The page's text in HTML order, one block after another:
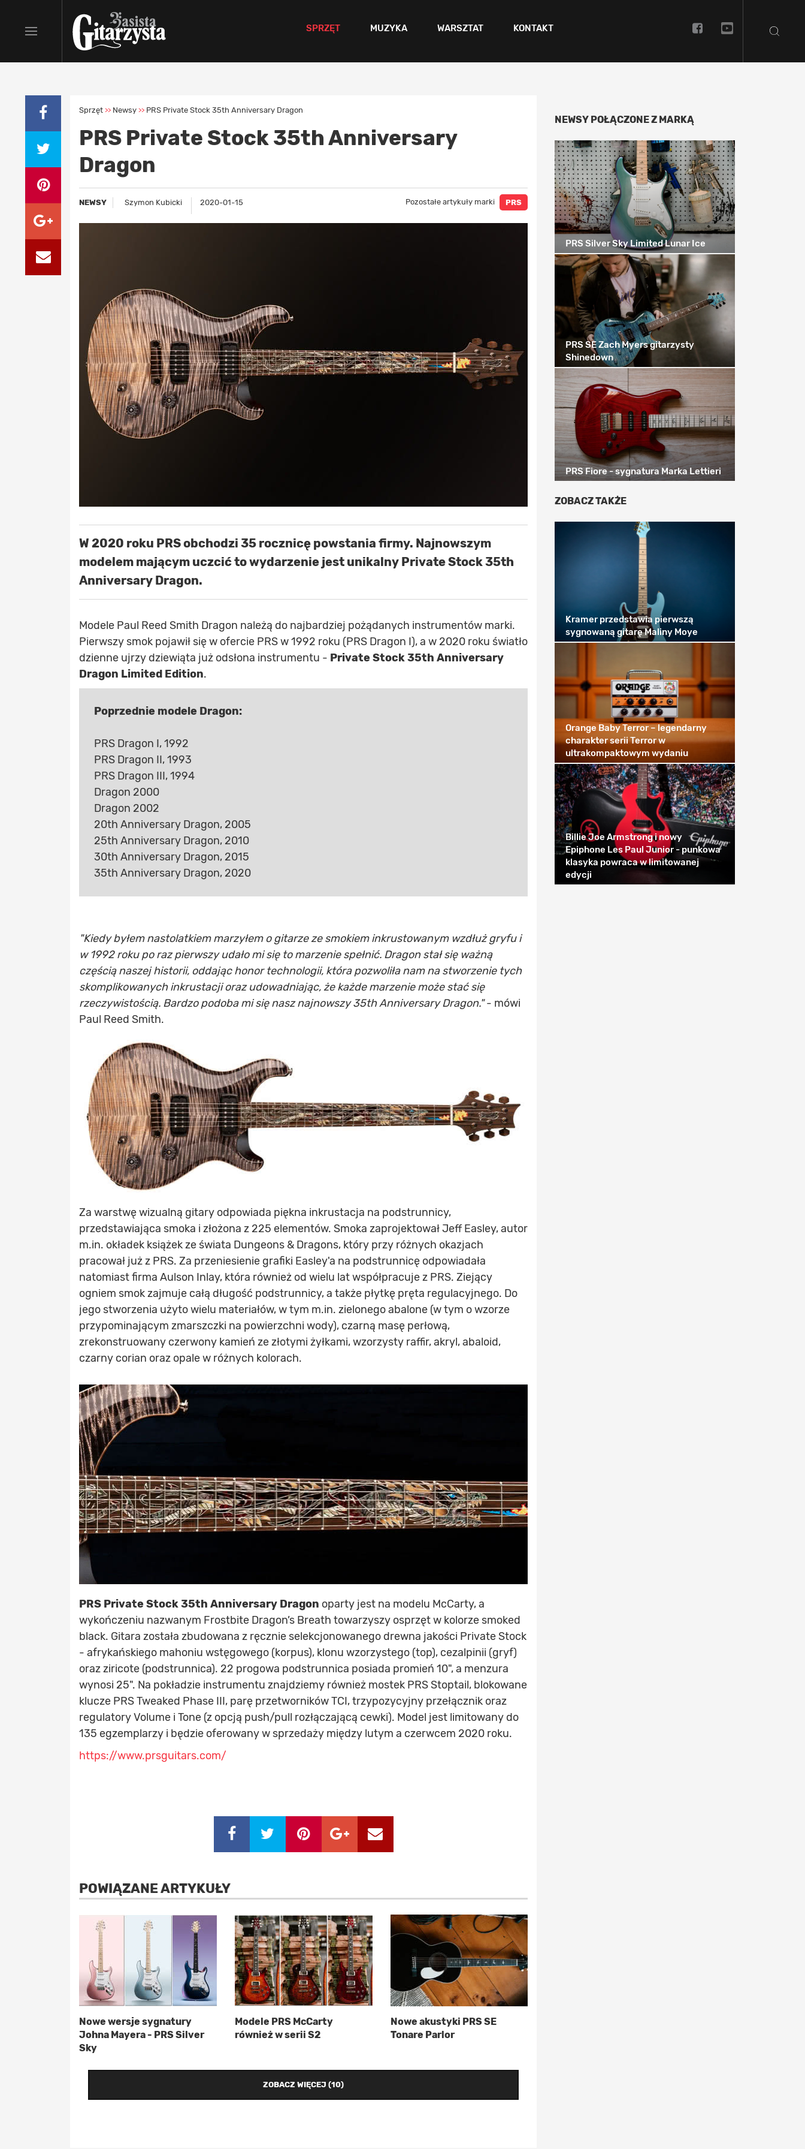
SPRZĘT MUZYKA WARSZTAT KONTAKT
Sprzęt >> Newsy >> PRS Private Stock 35th Anniversary Dragon
PRS Private Stock 35th Anniversary
Dragon
NEWSY Szymon Kubicki 2020-01-15 Pozostałe artykuły marki PRS
W 2020 roku PRS obchodzi 35 rocznicę powstania firmy. Najnowszym
modelem mającym uczcić to wydarzenie jest unikalny Private Stock 35th
Anniversary Dragon.
Modele Paul Reed Smith Dragon należą do najbardziej pożądanych instrumentów marki.
Pierwszy smok pojawił się w ofercie PRS w 1992 roku (PRS Dragon I), a w 2020 roku światło
dzienne ujrzy dziewiąta już odsłona instrumentu - Private Stock 35th Anniversary
Dragon Limited Edition.
Poprzednie modele Dragon:
PRS Dragon I, 1992
PRS Dragon II, 1993
PRS Dragon III, 1994
Dragon 2000
Dragon 2002
20th Anniversary Dragon, 2005
25th Anniversary Dragon, 2010
30th Anniversary Dragon, 2015
35th Anniversary Dragon, 2020
"Kiedy byłem nastolatkiem marzyłem o gitarze ze smokiem inkrustowanym wzdłuż gryfu i
w 1992 roku po raz pierwszy udało mi się to marzenie spełnić. Dragon stał się ważną
częścią naszej historii, oddając honor technologii, która pozwoliła nam na stworzenie tych
skomplikowanych inkrustacji oraz udowadniając, że każde marzenie może stać się
rzeczywistością. Bardzo podoba mi się nasz najnowszy 35th Anniversary Dragon."- mówi
Paul Reed Smith.
Za warstwę wizualną gitary odpowiada piękna inkrustacja na podstrunnicy,
przedstawiająca smoka i złożona z 225 elementów. Smoka zaprojektował Jeff Easley, autor
m.in. okładek książek ze świata Dungeons & Dragons, który przy różnych okazjach
pracował już z PRS. Za przeniesienie grafiki Easley'a na podstrunnicę odpowiadała
natomiast firma Aulson Inlay, która również od wielu lat współpracuje z PRS. Ziejący
ogniem smok zajmuje całą długość podstrunnicy, a także płytkę pręta regulacyjnego. Do
jego stworzenia użyto wielu materiałów, w tym m.in. zielonego abalone (w tym o wzorze
przypominającym zmarszczki na powierzchni wody), czarną masę perłową,
zrekonstruowany czerwony kamień ze złotymi żyłkami, wzorzysty raffir, akryl, abaloid,
czarny corian oraz opale w różnych kolorach.
PRS Private Stock 35th Anniversary Dragon oparty jest na modelu McCarty, a
wykończeniu nazwanym Frostbite Dragon’s Breath towarzyszy osprzęt w kolorze smoked
black. Gitara została zbudowana z ręcznie selekcjonowanego drewna jakości Private Stock
- afrykańskiego mahoniu wstęgowego (korpus), klonu wzorzystego (top), cezalpinii (gryf)
oraz ziricote (podstrunnica). 22 progowa podstrunnica posiada promień 10", a menzura
wynosi 25". Na pokładzie instrumentu znajdziemy również mostek PRS Stoptail, blokowane
klucze PRS Tweaked Phase III, parę przetworników TCI, trzypozycyjny przełącznik oraz
regulatory Volume i Tone (z opcją push/pull rozłączającą cewki). Model jest limitowany do
135 egzemplarzy i będzie oferowany w sprzedaży między lutym a czerwcem 2020 roku.
https://www.prsguitars.com/
POWIĄZANE ARTYKUŁY
Nowe wersje sygnatury
Johna Mayera - PRS Silver
Sky
Modele PRS McCarty
również w serii S2
Nowe akustyki PRS SE
Tonare Parlor
ZOBACZ WIĘCEJ (10)
NEWSY POŁĄCZONE Z MARKĄ
PRS Silver Sky Limited Lunar Ice
PRS SE Zach Myers gitarzysty
Shinedown
PRS Fiore - sygnatura Marka Lettieri
ZOBACZ TAKŻE
Kramer przedstawia pierwszą
sygnowaną gitarę Maliny Moye
Orange Baby Terror – legendarny
charakter serii Terror w
ultrakompaktowym wydaniu
Billie Joe Armstrong i nowy
Epiphone Les Paul Junior - punkowa
klasyka powraca w limitowanej
edycji